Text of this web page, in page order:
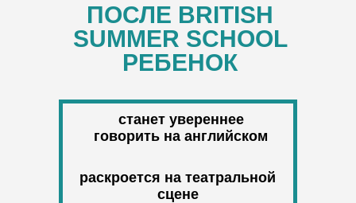
ПОСЛЕ BRITISH
SUMMER SCHOOL
РЕБЕНОК
раскроется на театральной
сцене
станет увереннее
говорить на английском